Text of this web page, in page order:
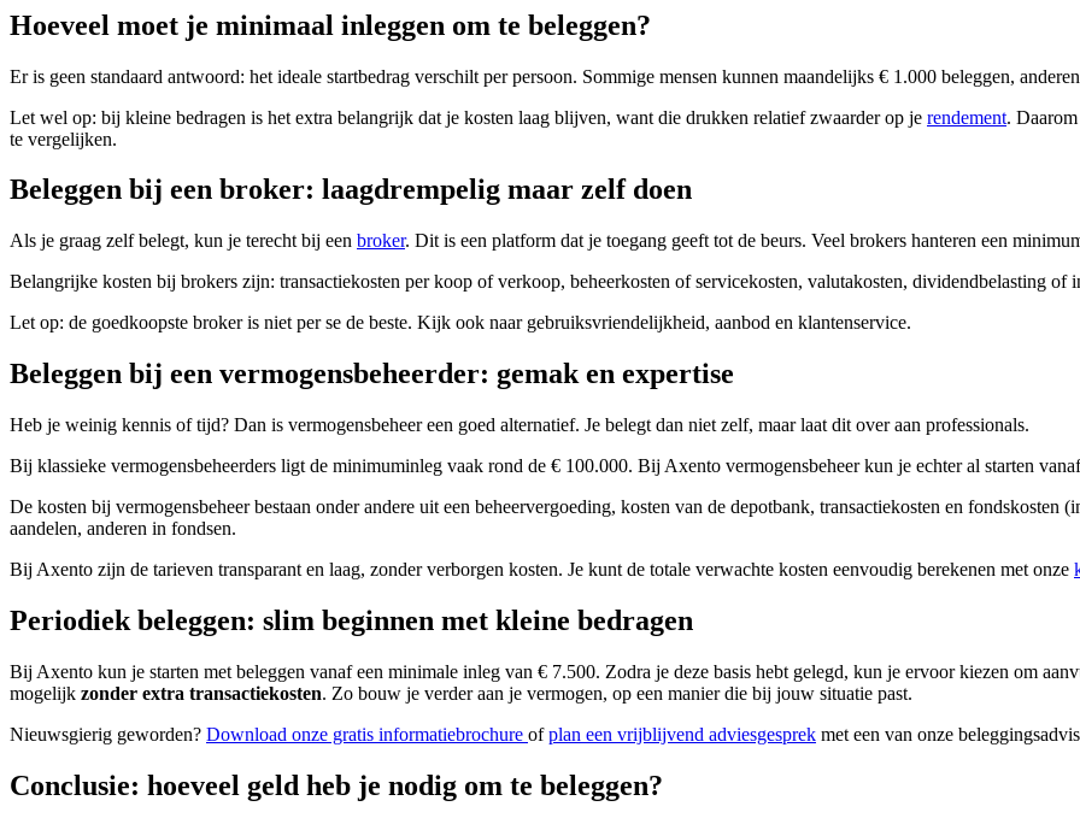
Hoeveel moet je minimaal inleggen om te beleggen?
Er is geen standaard antwoord: het ideale startbedrag verschilt per persoon. Sommige mensen kunnen maandelijks € 1.000 beleggen,
Let wel op: bij kleine bedragen is het extra belangrijk dat je kosten laag blijven, want die drukken relatief zwaarder op je rendement.
te vergelijken.
Beleggen bij een broker: laagdrempelig maar zelf doen
Als je graag zelf belegt, kun je terecht bij een broker. Dit is een platform dat je toegang geeft tot de beurs. Veel brokers hanteren een
Belangrijke kosten bij brokers zijn: transactiekosten per koop of verkoop, beheerkosten of servicekosten, valutakosten, dividendbelasting of
Let op: de goedkoopste broker is niet per se de beste. Kijk ook naar gebruiksvriendelijkheid, aanbod en klantenservice.
Beleggen bij een vermogensbeheerder: gemak en expertise
Heb je weinig kennis of tijd? Dan is vermogensbeheer een goed alternatief. Je belegt dan niet zelf, maar laat dit over aan professionals.
Bij klassieke vermogensbeheerders ligt de minimuminleg vaak rond de € 100.000. Bij Axento vermogensbeheer kun je echter al starten
De kosten bij vermogensbeheer bestaan onder andere uit een beheervergoeding, kosten van de depotbank, transactiekosten en fondskosten
aandelen, anderen in fondsen.
Bij Axento zijn de tarieven transparant en laag, zonder verborgen kosten. Je kunt de totale verwachte kosten eenvoudig berekenen met onze
Periodiek beleggen: slim beginnen met kleine bedragen
Bij Axento kun je starten met beleggen vanaf een minimale inleg van € 7.500. Zodra je deze basis hebt gelegd, kun je ervoor kiezen om
mogelijk zonder extra transactiekosten. Zo bouw je verder aan je vermogen, op een manier die bij jouw situatie past.
Nieuwsgierig geworden? Download onze gratis informatiebrochure ofplan een vrijblijvend adviesgesprek met een van onze
Conclusie: hoeveel geld heb je nodig om te beleggen?